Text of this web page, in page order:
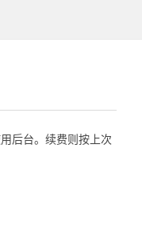
后台。续费则按上次